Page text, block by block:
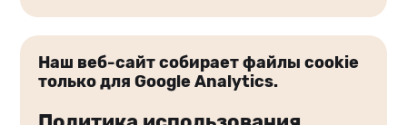
Наш веб-сайт собирает файлы cookie
только для Google Analytics.